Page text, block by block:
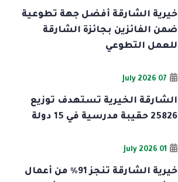
خيرية الشارقة أفضل جهة تطوعية
ضمن الفائزين بجائزة الشارقة
للعمل التطوعي
07 July 2026
الشارقة الخيرية تستهدف توزيع
25826 حقيبة مدرسية في 15 دولة
01 July 2026
خيرية الشارقة تنجز 91% من أعمال